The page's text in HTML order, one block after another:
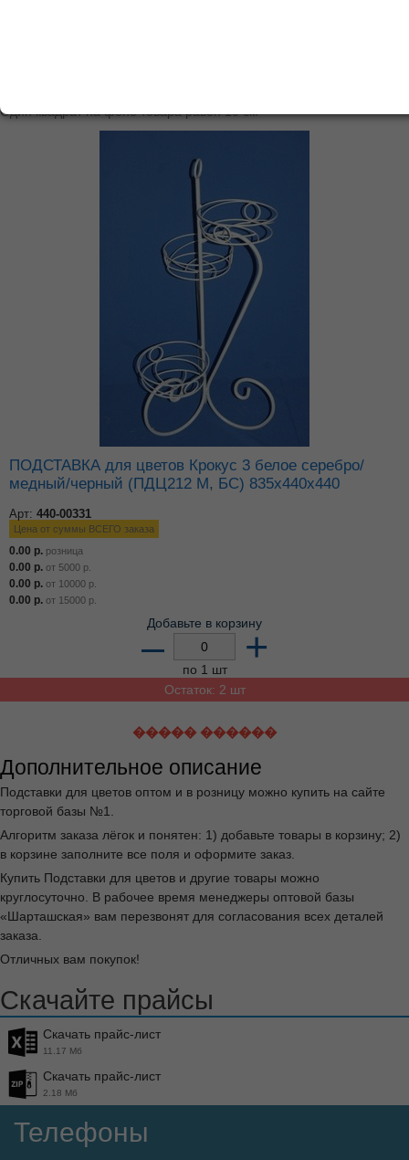
Один квадрат на фоне товара равен 10 см
ПОДСТАВКА для цветов Крокус 3 белое серебро/
медный/черный (ПДЦ212 М, БС) 835х440х440
Арт: 440-00331
Цена от суммы ВСЕГО заказа
0.00 р. розница
0.00 р. от 5000 р.
0.00 р. от 10000 р.
0.00 р. от 15000 р.
Добавьте в корзину
– +
по 1 шт
Остаток: 2 шт
����� ������
Дополнительное описание
Подставки для цветов оптом и в розницу можно купить на сайте
торговой базы №1.
Алгоритм заказа лёгок и понятен: 1) добавьте товары в корзину; 2)
в корзине заполните все поля и оформите заказ.
Купить Подставки для цветов и другие товары можно
круглосуточно. В рабочее время менеджеры оптовой базы
«Шарташская» вам перезвонят для согласования всех деталей
заказа.
Отличных вам покупок!
Скачайте прайсы
Скачать прайс-лист
11.17 Мб
Скачать прайс-лист
2.18 Мб
Телефоны